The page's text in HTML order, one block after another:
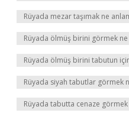
Rüyada mezar taşımak ne
Rüyada ölmüş birini görmek
Rüyada ölmüş birini tabutun
Rüyada siyah tabutlar görmek
Rüyada tabutta cenaze